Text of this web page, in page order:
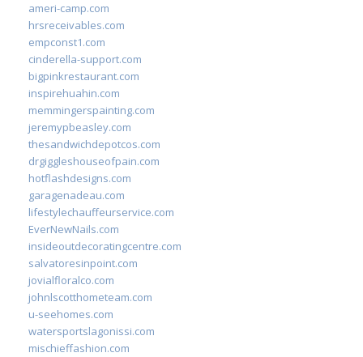
ameri-camp.com
hrsreceivables.com
empconst1.com
cinderella-support.com
bigpinkrestaurant.com
inspirehuahin.com
memmingerspainting.com
jeremypbeasley.com
thesandwichdepotcos.com
drgiggleshouseofpain.com
hotflashdesigns.com
garagenadeau.com
lifestylechauffeurservice.com
EverNewNails.com
insideoutdecoratingcentre.com
salvatoresinpoint.com
jovialfloralco.com
johnlscotthometeam.com
u-seehomes.com
watersportslagonissi.com
mischieffashion.com